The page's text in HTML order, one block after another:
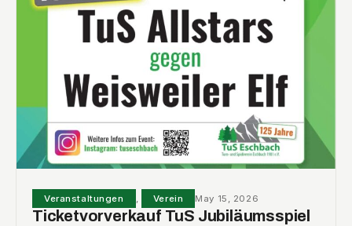
Veranstaltungen Verein May 15, 2026
Ticketvorverkauf TuS Jubiläumsspiel